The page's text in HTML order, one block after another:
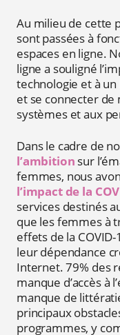
Au milieu de cette
sont passées à
espaces en ligne.
ligne a souligné
technologie et à
et se connecter de
systèmes et aux
Dans le cadre de
l’ambition sur
femmes, nous
l’impact de la
services destinés
que les femmes à
effets de la
leur dépendance
Internet. 79% des
manque d’accès à
manque de
principaux
programmes, y